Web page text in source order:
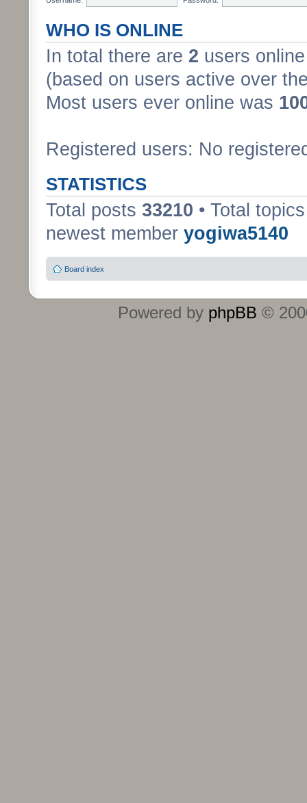
WHO IS ONLINE
In total there are 2 users
(based on users active over
Most users ever online was
Registered users: No
STATISTICS
Total posts 33210 • Total
newest member yogiwa5140
Board index
Powered by phpBB ©